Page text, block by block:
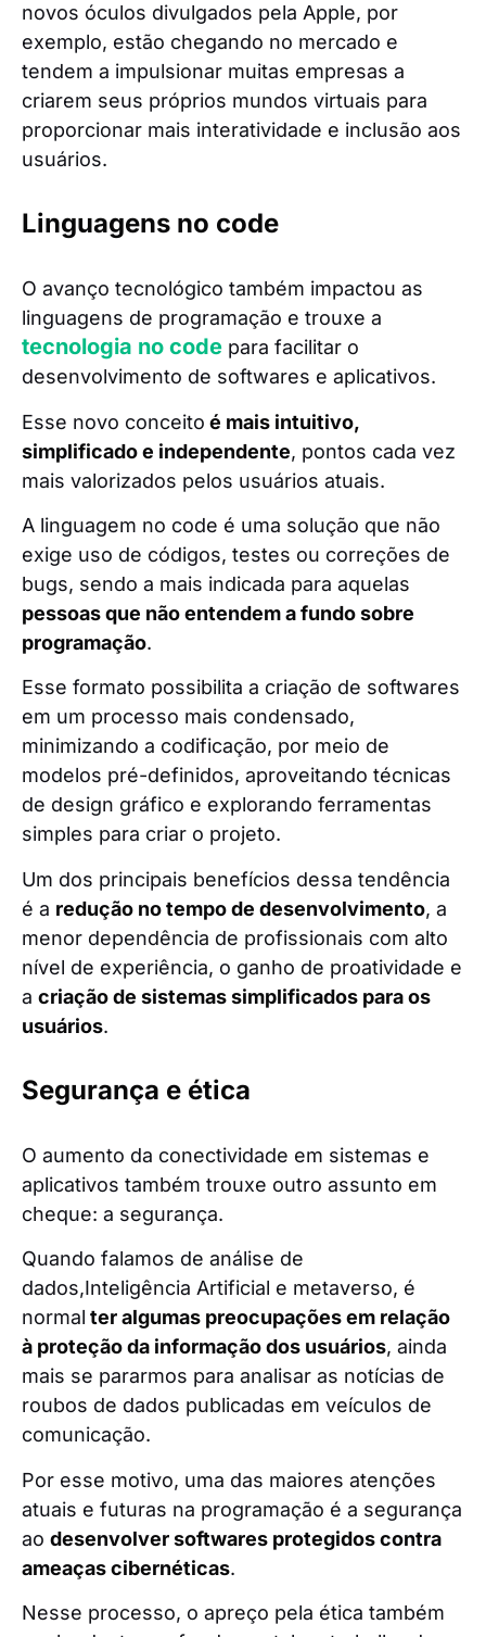
novos óculos divulgados pela Apple, por
exemplo, estão chegando no mercado e
tendem a impulsionar muitas empresas a
criarem seus próprios mundos virtuais para
proporcionar mais interatividade e inclusão aos
usuários.
Linguagens no code
O avanço tecnológico também impactou as
linguagens de programação e trouxe a
tecnologia no code para facilitar o
desenvolvimento de softwares e aplicativos.
Esse novo conceito é mais intuitivo,
simplificado e independente, pontos cada vez
mais valorizados pelos usuários atuais.
A linguagem no code é uma solução que não
exige uso de códigos, testes ou correções de
bugs, sendo a mais indicada para aquelas
pessoas que não entendem a fundo sobre
programação.
Esse formato possibilita a criação de softwares
em um processo mais condensado,
minimizando a codificação, por meio de
modelos pré-definidos, aproveitando técnicas
de design gráfico e explorando ferramentas
simples para criar o projeto.
Um dos principais benefícios dessa tendência
é a redução no tempo de desenvolvimento, a
menor dependência de profissionais com alto
nível de experiência, o ganho de proatividade e
a criação de sistemas simplificados para os
usuários.
Segurança e ética
O aumento da conectividade em sistemas e
aplicativos também trouxe outro assunto em
cheque: a segurança.
Quando falamos de análise de
dados,Inteligência Artificial e metaverso, é
normal ter algumas preocupações em relação
à proteção da informação dos usuários, ainda
mais se pararmos para analisar as notícias de
roubos de dados publicadas em veículos de
comunicação.
Por esse motivo, uma das maiores atenções
atuais e futuras na programação é a segurança
ao desenvolver softwares protegidos contra
ameaças cibernéticas.
Nesse processo, o apreço pela ética também